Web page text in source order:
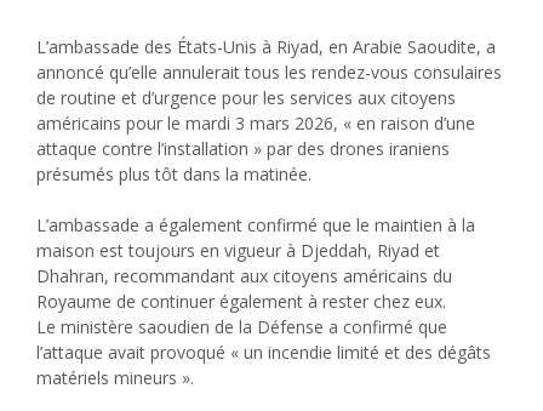
L’ambassade des États-Unis à Riyad, en Arabie Saoudite, a
annoncé qu’elle annulerait tous les rendez-vous consulaires
de routine et d’urgence pour les services aux citoyens
américains pour le mardi 3 mars 2026, « en raison d’une
attaque contre l’installation » par des drones iraniens
présumés plus tôt dans la matinée.
L’ambassade a également confirmé que le maintien à la
maison est toujours en vigueur à Djeddah, Riyad et
Dhahran, recommandant aux citoyens américains du
Royaume de continuer également à rester chez eux.
Le ministère saoudien de la Défense a confirmé que
l’attaque avait provoqué « un incendie limité et des dégâts
matériels mineurs ».